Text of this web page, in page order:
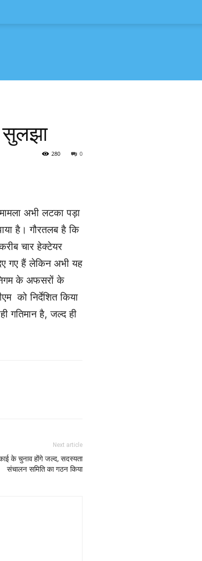
सुलझा
0
280
अभी लटका पड़ा
है। गौरतलब है कि
चार हेक्टेयर
गए हैं लेकिन अभी यह
निगम के अफसरों के
को निर्देशित किया
गतिमान है, जल्द ही
Next article
के चुनाव होंगे जल्द, सदस्यता
संचालन समिति का गठन किया